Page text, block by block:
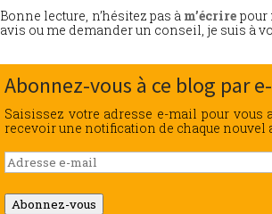
Bonne lecture, n’hésitez pas à m’écrire pour
avis ou me demander un conseil, je suis à
Abonnez-vous à ce blog par
Saisissez votre adresse e-mail pour vous
recevoir une notification de chaque nouvel
Adresse
e-
mail
Abonnez-vous